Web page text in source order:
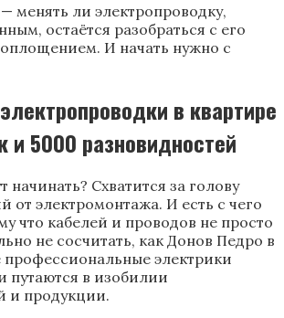
менять ли электропроводку,
остаётся разобраться с его
И начать нужно с
в квартире
5000 разновидностей
начинать? Схватится за голову
от электромонтажа. И есть с чего
что кабелей и проводов не просто
не сосчитать, как Донов Педро в
электрики
путаются в изобилии
и продукции.